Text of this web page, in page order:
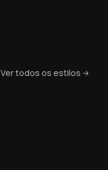
Ver todos os estilos